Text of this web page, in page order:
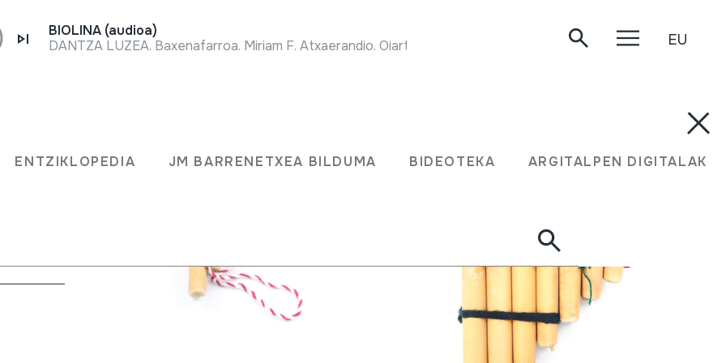
ENTZIKLOPEDIA JM BARRENETXEA BILDUMA BIDEOTEKA ARGITALPEN DIGITALAK
BIOLINA (audioa)
DANTZA LUZEA. Baxenafarroa. Miriam F. Atxaerandio. Oiartzun, 1999.
EU